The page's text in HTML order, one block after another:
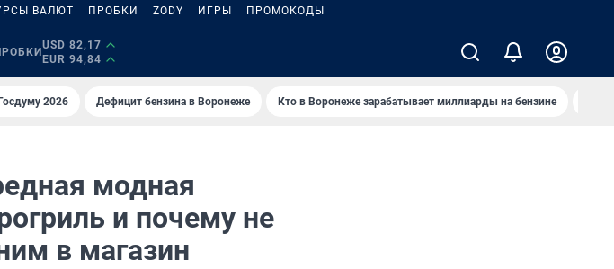
ВАЛЮТ ПРОБКИ ZODY ИГРЫ ПРОМОКОДЫ
USD 82,17
EUR 94,84
2026 Дефицит бензина в Воронеже Кто в Воронеже зарабатывает миллиарды на бензине
модная
и почему не
в магазин